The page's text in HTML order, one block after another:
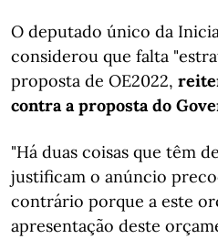
O deputado único da
considerou que falta
proposta de OE2022,
contra a proposta do
"Há duas coisas que têm
justificam o anúncio
contrário porque a este
apresentação deste